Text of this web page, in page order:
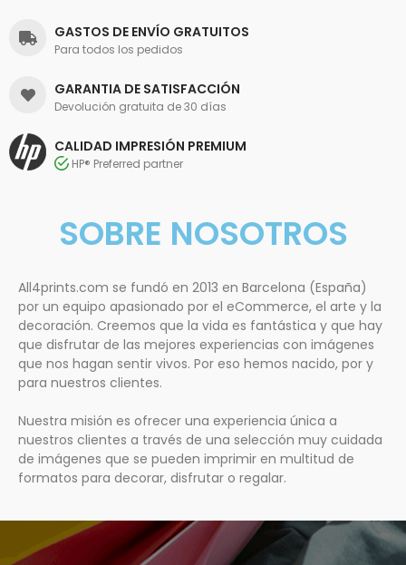
GASTOS DE ENVÍO GRATUITOS
Para todos los pedidos
GARANTIA DE SATISFACCIÓN
Devolución gratuita de 30 días
CALIDAD IMPRESIÓN PREMIUM
HP® Preferred partner
SOBRE NOSOTROS
All4prints.com se fundó en 2013 en Barcelona (España)
por un equipo apasionado por el eCommerce, el arte y la
decoración. Creemos que la vida es fantástica y que hay
que disfrutar de las mejores experiencias con imágenes
que nos hagan sentir vivos. Por eso hemos nacido, por y
para nuestros clientes.
Nuestra misión es ofrecer una experiencia única a
nuestros clientes a través de una selección muy cuidada
de imágenes que se pueden imprimir en multitud de
formatos para decorar, disfrutar o regalar.